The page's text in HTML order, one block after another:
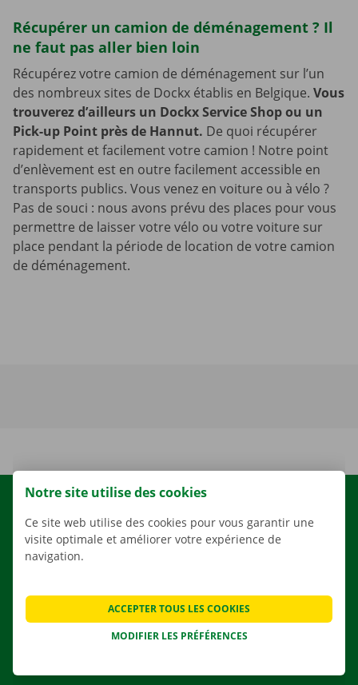
Récupérer un camion de déménagement ? Il
ne faut pas aller bien loin
Récupérez votre camion de déménagement sur l’un
des nombreux sites de Dockx établis en Belgique. Vous
trouverez d’ailleurs un Dockx Service Shop ou un
Pick-up Point près de Hannut. De quoi récupérer
rapidement et facilement votre camion ! Notre point
d’enlèvement est en outre facilement accessible en
transports publics. Vous venez en voiture ou à vélo ?
Pas de souci : nous avons prévu des places pour vous
permettre de laisser votre vélo ou votre voiture sur
place pendant la période de location de votre camion
de déménagement.
NOS VÉHICULES
APPLI
SOLUTIONS DE DÉMÉNAGEMENT
Notre site utilise des cookies
Ce site web utilise des cookies pour vous garantir une
visite optimale et améliorer votre expérience de
navigation.
MODIFIER LES PRÉFÉRENCES
ACCEPTER TOUS LES COOKIES